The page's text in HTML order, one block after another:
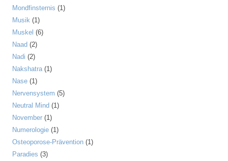
Mondfinsternis (1)
Musik (1)
Muskel (6)
Naad (2)
Nadi (2)
Nakshatra(1)
Nase (1)
Nervensystem (5)
Neutral Mind (1)
November (1)
Numerologie (1)
Osteoporose-Prävention (1)
Paradies (3)